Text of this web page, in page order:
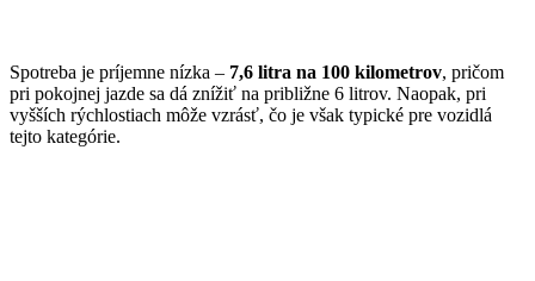
Spotreba je príjemne nízka – 7,6 litra na 100 kilometrov, pričom
pri pokojnej jazde sa dá znížiť na približne 6 litrov. Naopak, pri
vyšších rýchlostiach môže vzrásť, čo je však typické pre vozidlá
tejto kategórie.